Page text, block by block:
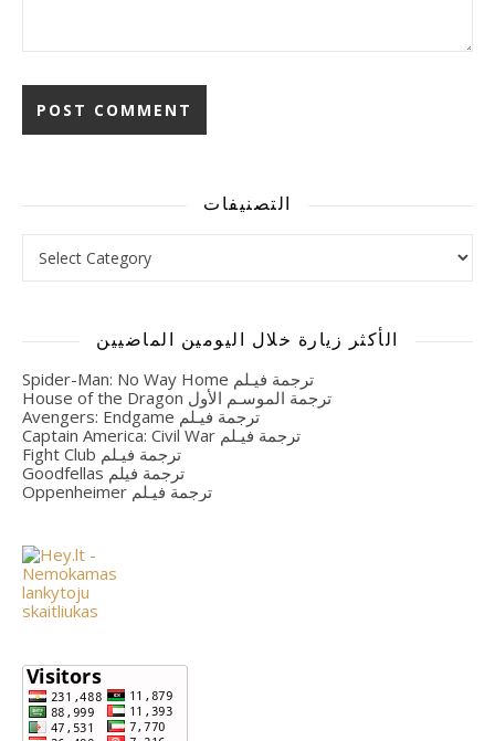
التصنيفات
الأكثر زيارة خلال اليومين الماضيين
Spider-Man: No Way Home ترجمة فيـلم
House of the Dragon ترجمة الموسـم الأول
Avengers: Endgame ترجمة فيـلم
Captain America: Civil War ترجمة فيـلم
Fight Club ترجمة فيـلم
Goodfellas ترجمة فيلم
Oppenheimer ترجمة فيـلم